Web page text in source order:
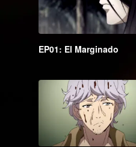
EP01: El Marginado